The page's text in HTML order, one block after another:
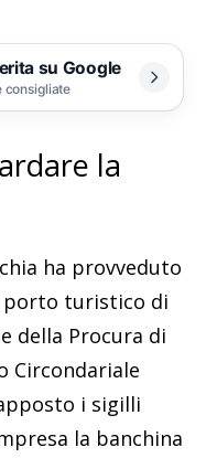
su Google
consigliate
la
ha provveduto
porto turistico di
della Procura di
Circondariale
i sigilli
la banchina